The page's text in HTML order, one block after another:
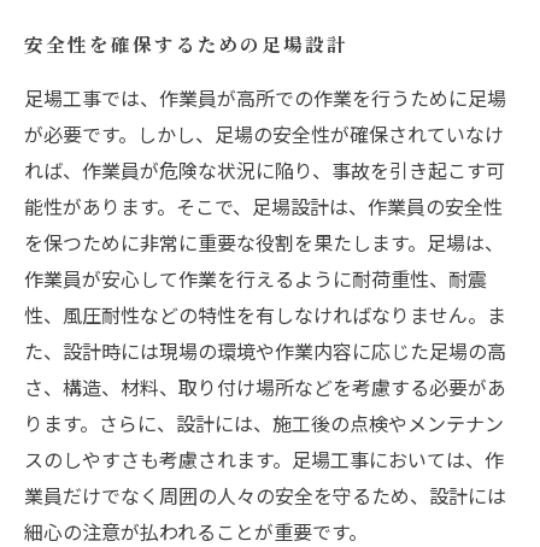
安全性を確保するための足場設計
足場工事では、作業員が高所での作業を行うために足場
が必要です。しかし、足場の安全性が確保されていなけ
れば、作業員が危険な状況に陥り、事故を引き起こす可
能性があります。そこで、足場設計は、作業員の安全性
を保つために非常に重要な役割を果たします。足場は、
作業員が安心して作業を行えるように耐荷重性、耐震
性、風圧耐性などの特性を有しなければなりません。ま
た、設計時には現場の環境や作業内容に応じた足場の高
さ、構造、材料、取り付け場所などを考慮する必要があ
ります。さらに、設計には、施工後の点検やメンテナン
スのしやすさも考慮されます。足場工事においては、作
業員だけでなく周囲の人々の安全を守るため、設計には
細心の注意が払われることが重要です。